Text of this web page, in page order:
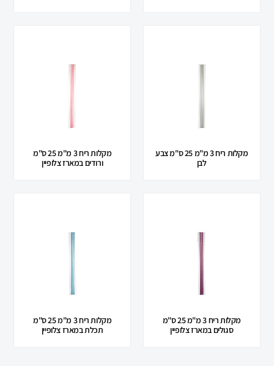
מקלות ריח 3 מ"מ 25 ס"מ צבע
לבן
מקלות ריח 3 מ"מ 25 ס"מ
ורודים במארז צלופיין
מקלות ריח 3 מ"מ 25 ס"מ
סגולים במארז צלופיין
מקלות ריח 3 מ"מ 25 ס"מ
תכלת במארז צלופיין